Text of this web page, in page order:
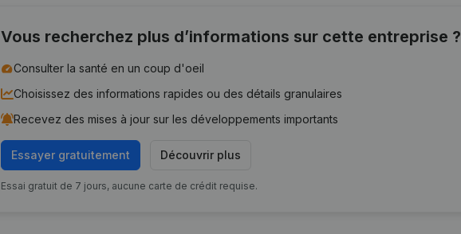
Vous recherchez plus d’informations sur cette entreprise ?
Consulter la santé en un coup d'oeil
Choisissez des informations rapides ou des détails granulaires
Recevez des mises à jour sur les développements importants
Essayer gratuitement Découvrir plus
Essai gratuit de 7 jours, aucune carte de crédit requise.